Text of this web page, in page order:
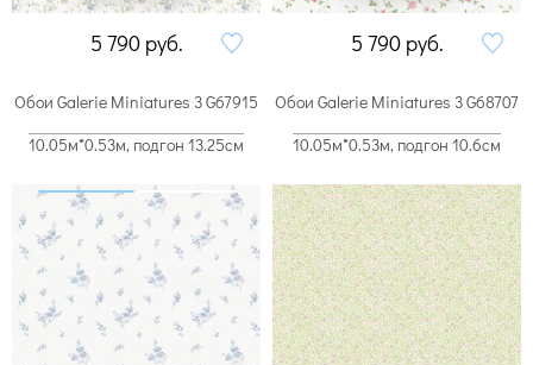
5 790 руб. 5 790 руб.
Обои Galerie Miniatures 3 G67915
10.05м*0.53м, подгон 13.25см
Обои Galerie Miniatures 3 G68707
10.05м*0.53м, подгон 10.6см